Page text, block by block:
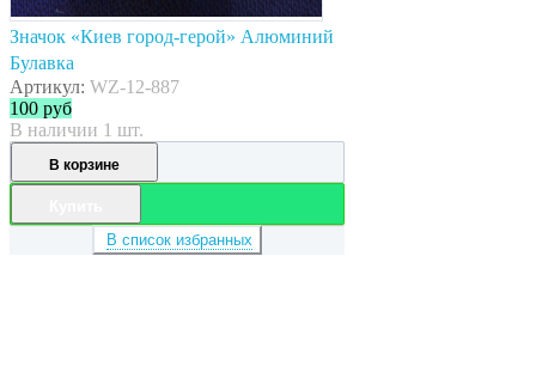
Значок «Киев город-герой» Алюминий
Булавка
Артикул: WZ-12-887
100 руб
В наличии 1 шт.
В корзине
В список избранных